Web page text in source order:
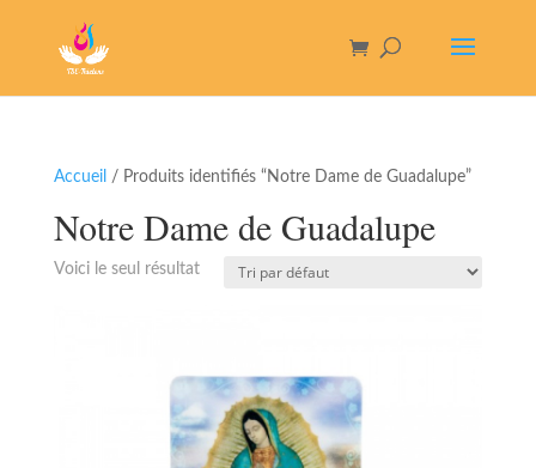
Accueil / Produits identifiés “Notre Dame de Guadalupe”
Notre Dame de Guadalupe
Voici le seul résultat